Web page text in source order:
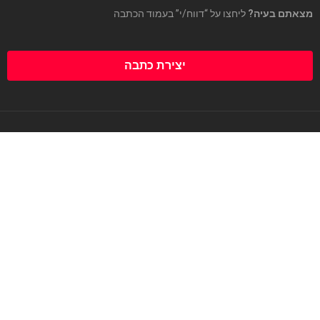
מצאתם בעיה? ליחצו על “דווח/י” בעמוד הכתבה
יצירת כתבה